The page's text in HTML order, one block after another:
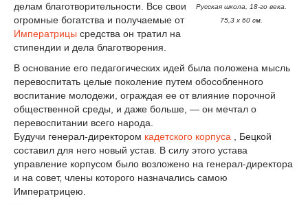
Русская школа, 18-го века.
75,3 х 60 см.
делам благотворительности. Все свои
огромные богатства и получаемые от
Императрицы средства он тратил на
стипендии и дела благотворения.
В основание его педагогических идей была положена мысль
перевоспитать целые поколение путем обособленного
воспитание молодежи, ограждая ее от влияние порочной
общественной среды, и даже больше, — он мечтал о
перевоспитании всего народа.
Будучи генерал-директором кадетского корпуса , Бецкой
составил для него новый устав. В силу этого устава
управление корпусом было возложено на генерал-директора
и на совет, члены которого назначались самою
Императрицею.